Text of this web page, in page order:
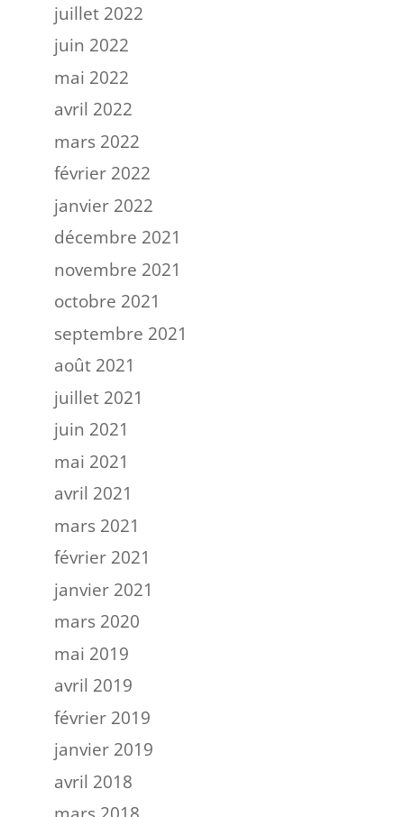
juillet 2022
juin 2022
mai 2022
avril 2022
mars 2022
février 2022
janvier 2022
décembre 2021
novembre 2021
octobre 2021
septembre 2021
août 2021
juillet 2021
juin 2021
mai 2021
avril 2021
mars 2021
février 2021
janvier 2021
mars 2020
mai 2019
avril 2019
février 2019
janvier 2019
avril 2018